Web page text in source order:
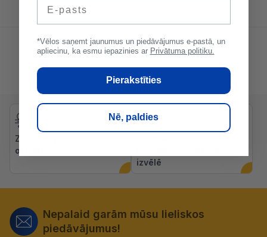
Zibenīga piegāde uz
objektiem
izvēlē
Nepalaid garām mūsu lieliskos
piedāvājumus!
*Vēlos saņemt jaunumus un piedāvājumus e-pastā, un
apliecinu, ka esmu iepazinies ar Privātuma politiku.
Pierakstīties
Nē, paldies